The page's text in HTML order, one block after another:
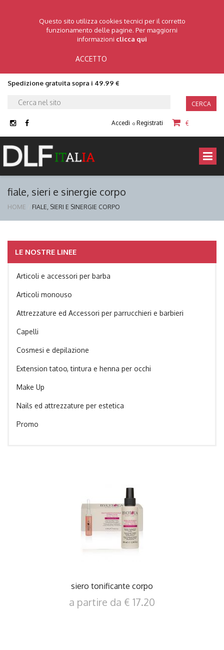
Questo sito utilizza cookies tecnici per il corretto
funzionamento delle pagine. Per maggiorni
informazioni clicca qui
ACCETTO
Spedizione gratuita sopra i 49.99 €
CERCA
Accedi o Registrati €
fiale, sieri e sinergie corpo
HOME FIALE, SIERI E SINERGIE CORPO
LE NOSTRE LINEE
Articoli e accessori per barba
Articoli monouso
Attrezzature ed Accessori per parrucchieri e barbieri
Capelli
Cosmesi e depilazione
Extension tatoo, tintura e henna per occhi
Make Up
Nails ed attrezzature per estetica
Promo
DETTAGLI
siero tonificante corpo
a partire da € 17.20